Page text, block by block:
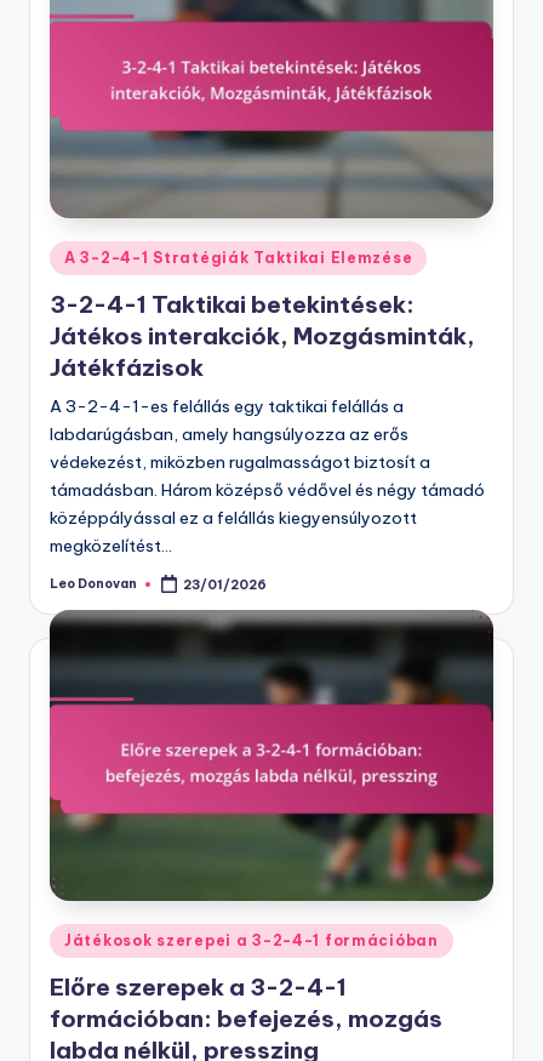
Posted
in
A 3-2-4-1 Stratégiák Taktikai Elemzése
3-2-4-1 Taktikai betekintések:
Játékos interakciók, Mozgásminták,
Játékfázisok
A 3-2-4-1-es felállás egy taktikai felállás a
labdarúgásban, amely hangsúlyozza az erős
védekezést, miközben rugalmasságot biztosít a
támadásban. Három középső védővel és négy támadó
középpályással ez a felállás kiegyensúlyozott
megközelítést…
Posted
Leo Donovan 23/01/2026
Posted
Játékosok szerepei a 3-2-4-1 formációban
Előre szerepek a 3-2-4-1
formációban: befejezés, mozgás
labda nélkül, presszing